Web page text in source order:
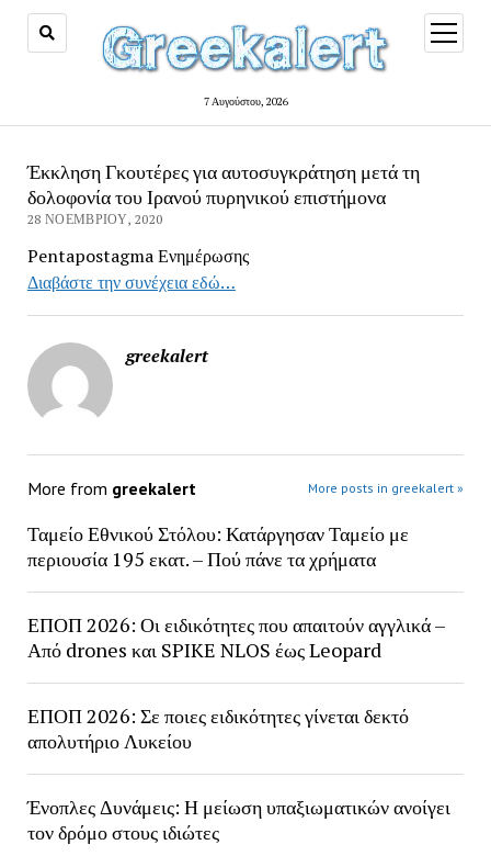
7 Αυγούστου, 2026
open
menu
Έκκληση Γκουτέρες για αυτοσυγκράτηση μετά τη
δολοφονία του Ιρανού πυρηνικού επιστήμονα
28 ΝΟΕΜΒΡΊΟΥ, 2020
Pentapostagma Ενημέρωσης
Διαβάστε την συνέχεια εδώ…
greekalert
More from greekalert More posts in greekalert »
Ταμείο Εθνικού Στόλου: Κατάργησαν Ταμείο με
περιουσία 195 εκατ. – Πού πάνε τα χρήματα
ΕΠΟΠ 2026: Οι ειδικότητες που απαιτούν αγγλικά –
Από drones και SPIKE NLOS έως Leopard
ΕΠΟΠ 2026: Σε ποιες ειδικότητες γίνεται δεκτό
απολυτήριο Λυκείου
Ένοπλες Δυνάμεις: Η μείωση υπαξιωματικών ανοίγει
τον δρόμο στους ιδιώτες